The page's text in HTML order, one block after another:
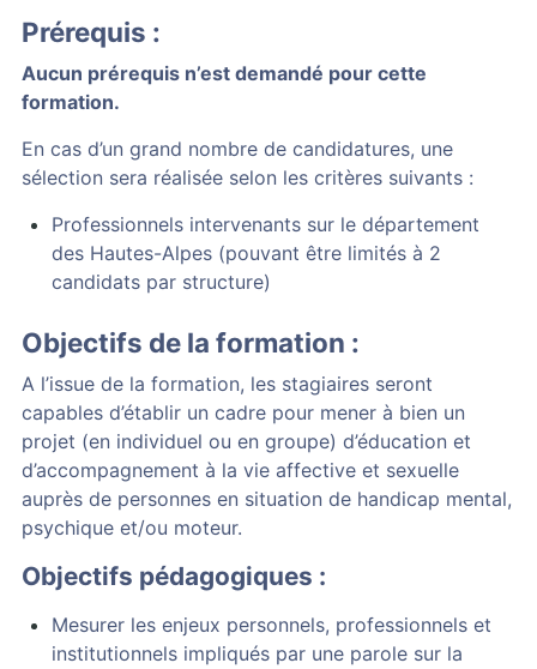
Prérequis :
Aucun prérequis n’est demandé pour cette
formation.
En cas d’un grand nombre de candidatures, une
sélection sera réalisée selon les critères suivants :
Professionnels intervenants sur le département
des Hautes-Alpes (pouvant être limités à 2
candidats par structure)
Objectifs de la formation :
A l’issue de la formation, les stagiaires seront
capables d’établir un cadre pour mener à bien un
projet (en individuel ou en groupe) d’éducation et
d’accompagnement à la vie affective et sexuelle
auprès de personnes en situation de handicap mental,
psychique et/ou moteur.
Objectifs pédagogiques :
Mesurer les enjeux personnels, professionnels et
institutionnels impliqués par une parole sur la